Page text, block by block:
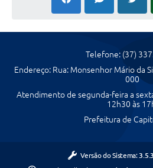
Telefone: (37)
Endereço: Rua: Monsenhor Mário da
000
Atendimento de segunda-feira a
12h30 às
Prefeitura de
Versão do Sistema: